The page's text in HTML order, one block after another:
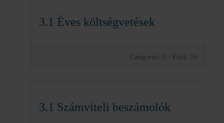
3.1 Éves költségvetések
Categories: 0 / Files: 16
3.1 Számviteli beszámolók